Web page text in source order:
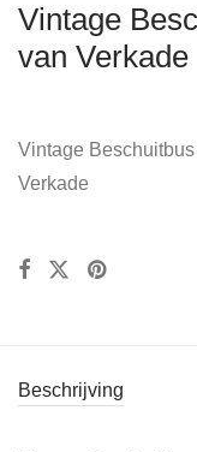
Vintage
van Verkade
Vintage
Verkade
Beschrijving